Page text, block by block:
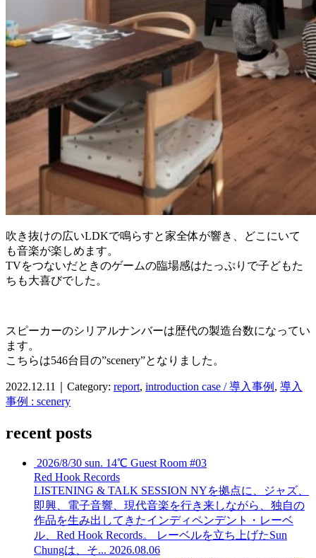
吹き抜けの広いLDKで鳴らすと家全体が響き、どこにいて
も音楽が楽しめます。
TVをつないだときのゲームの臨場感はたっぷりで子どもた
ちも大喜びでした。
スピーカーのシリアルナンバーは歴代の製造台数になってい
ます。
こちらは546台目の”scenery”となりました。
2022.12.11｜Category: report, introduction case / 導入事例 , 導入
事例 : scenery
recent posts
2026/8/30 sun. 14℃ Guest Room #03
Red Hook Records
LISTENING & TALK SESSION NYを拠点に、ジャズ、
即興、電子音響、現代音楽を行き来しながら、独自の
作品を生み出してきたインディペンデント・レーベ
ル、Red Hook Records。 レーベルを立ち上げたSun
Chungは、そ... 2026.08.06